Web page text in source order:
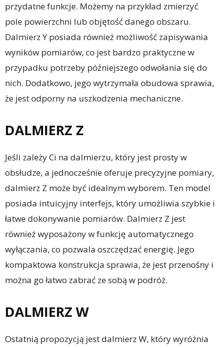
przydatne funkcje. Możemy na przykład zmierzyć
pole powierzchni lub objętość danego obszaru.
Dalmierz Y posiada również możliwość zapisywania
wyników pomiarów, co jest bardzo praktyczne w
przypadku potrzeby późniejszego odwołania się do
nich. Dodatkowo, jego wytrzymała obudowa sprawia,
że jest odporny na uszkodzenia mechaniczne.
DALMIERZ Z
Jeśli zależy Ci na dalmierzu, który jest prosty w
obsłudze, a jednocześnie oferuje precyzyjne pomiary,
dalmierz Z może być idealnym wyborem. Ten model
posiada intuicyjny interfejs, który umożliwia szybkie i
łatwe dokonywanie pomiarów. Dalmierz Z jest
również wyposażony w funkcję automatycznego
wyłączania, co pozwala oszczędzać energię. Jego
kompaktowa konstrukcja sprawia, że jest przenośny i
można go łatwo zabrać ze sobą w podróż.
DALMIERZ W
Ostatnią propozycją jest dalmierz W, który wyróżnia